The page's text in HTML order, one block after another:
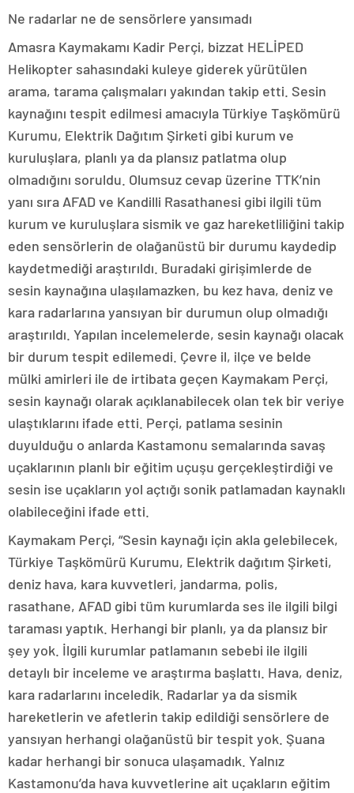
Ne radarlar ne de sensörlere yansımadı
Amasra Kaymakamı Kadir Perçi, bizzat HELİPED
Helikopter sahasındaki kuleye giderek yürütülen
arama, tarama çalışmaları yakından takip etti. Sesin
kaynağını tespit edilmesi amacıyla Türkiye Taşkömürü
Kurumu, Elektrik Dağıtım Şirketi gibi kurum ve
kuruluşlara, planlı ya da plansız patlatma olup
olmadığını soruldu. Olumsuz cevap üzerine TTK’nin
yanı sıra AFAD ve Kandilli Rasathanesi gibi ilgili tüm
kurum ve kuruluşlara sismik ve gaz hareketliliğini takip
eden sensörlerin de olağanüstü bir durumu kaydedip
kaydetmediği araştırıldı. Buradaki girişimlerde de
sesin kaynağına ulaşılamazken, bu kez hava, deniz ve
kara radarlarına yansıyan bir durumun olup olmadığı
araştırıldı. Yapılan incelemelerde, sesin kaynağı olacak
bir durum tespit edilemedi. Çevre il, ilçe ve belde
mülki amirleri ile de irtibata geçen Kaymakam Perçi,
sesin kaynağı olarak açıklanabilecek olan tek bir veriye
ulaştıklarını ifade etti. Perçi, patlama sesinin
duyulduğu o anlarda Kastamonu semalarında savaş
uçaklarının planlı bir eğitim uçuşu gerçekleştirdiği ve
sesin ise uçakların yol açtığı sonik patlamadan kaynaklı
olabileceğini ifade etti.
Kaymakam Perçi, “Sesin kaynağı için akla gelebilecek,
Türkiye Taşkömürü Kurumu, Elektrik dağıtım Şirketi,
deniz hava, kara kuvvetleri, jandarma, polis,
rasathane, AFAD gibi tüm kurumlarda ses ile ilgili bilgi
taraması yaptık. Herhangi bir planlı, ya da plansız bir
şey yok. İlgili kurumlar patlamanın sebebi ile ilgili
detaylı bir inceleme ve araştırma başlattı. Hava, deniz,
kara radarlarını inceledik. Radarlar ya da sismik
hareketlerin ve afetlerin takip edildiği sensörlere de
yansıyan herhangi olağanüstü bir tespit yok. Şuana
kadar herhangi bir sonuca ulaşamadık. Yalnız
Kastamonu’da hava kuvvetlerine ait uçakların eğitim